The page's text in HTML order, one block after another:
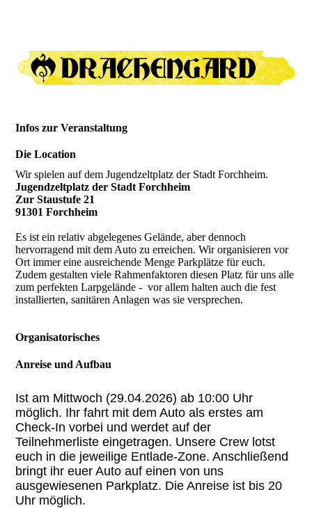
Infos zur Veranstaltung
Die Location
Wir spielen auf dem Jugendzeltplatz der Stadt Forchheim.
Jugendzeltplatz der Stadt Forchheim
Zur Staustufe 21
91301 Forchheim
Es ist ein relativ abgelegenes Gelände, aber dennoch
hervorragend mit dem Auto zu erreichen. Wir organisieren vor
Ort immer eine ausreichende Menge Parkplätze für euch.
Zudem gestalten viele Rahmenfaktoren diesen Platz für uns alle
zum perfekten Larpgelände - vor allem halten auch die fest
installierten, sanitären Anlagen was sie versprechen.
Organisatorisches
Anreise und Aufbau
Ist am Mittwoch (29.04.2026) ab 10:00 Uhr
möglich. Ihr fahrt mit dem Auto als erstes am
Check-In vorbei und werdet auf der
Teilnehmerliste eingetragen. Unsere Crew lotst
euch in die jeweilige Entlade-Zone. Anschließend
bringt ihr euer Auto auf einen von uns
ausgewiesenen Parkplatz. Die Anreise ist bis 20
Uhr möglich.